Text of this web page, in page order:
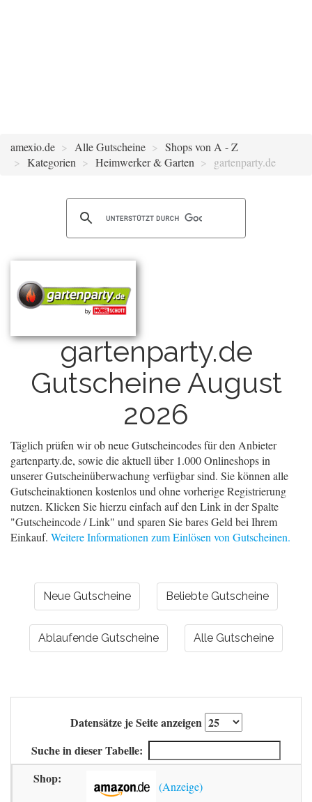
amexio.de Alle Gutscheine
Shops von A - Z
Kategorien
Heimwerker & Garten gartenparty.de
gartenparty.de
Gutscheine August
2026
Täglich prüfen wir ob neue Gutscheincodes für den Anbieter
gartenparty.de, sowie die aktuell über 1.000 Onlineshops in
unserer Gutscheinüberwachung verfügbar sind. Sie können alle
Gutscheinaktionen kostenlos und ohne vorherige Registrierung
nutzen. Klicken Sie hierzu einfach auf den Link in der Spalte
"Gutscheincode / Link" und sparen Sie bares Geld bei Ihrem
Einkauf. Weitere Informationen zum Einlösen von Gutscheinen.
Neue Gutscheine Beliebte Gutscheine
Ablaufende Gutscheine Alle Gutscheine
Datensätze je Seite anzeigen
Suche in dieser Tabelle: